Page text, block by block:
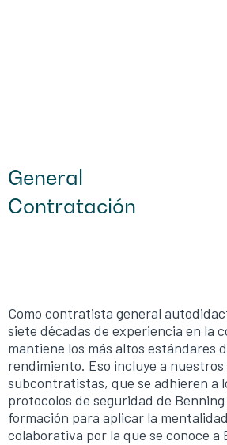
General
Contratación
Como contratista general
siete décadas de experiencia en la
mantiene los más altos estándares
rendimiento. Eso incluye a
subcontratistas, que se adhieren a
protocolos de seguridad de
formación para aplicar la
colaborativa por la que se conoce a